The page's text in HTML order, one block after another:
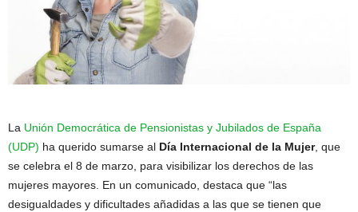
La Unión Democrática de Pensionistas y Jubilados de España
(UDP) ha querido sumarse al Día Internacional de la Mujer, que
se celebra el 8 de marzo, para visibilizar los derechos de las
mujeres mayores. En un comunicado, destaca que “las
desigualdades y dificultades añadidas a las que se tienen que